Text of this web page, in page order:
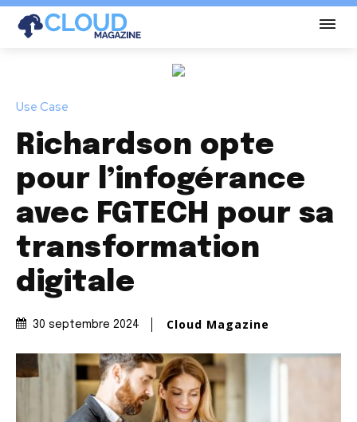
Use Case
Richardson opte
pour l’infogérance
avec FGTECH pour sa
transformation
digitale
30 septembre 2024 Cloud Magazine